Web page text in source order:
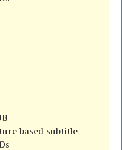
based subtitle